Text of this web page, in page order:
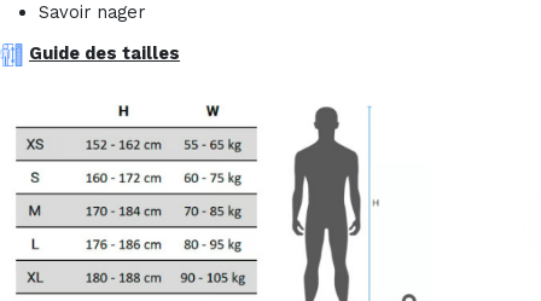
Savoir nager
Guide des tailles